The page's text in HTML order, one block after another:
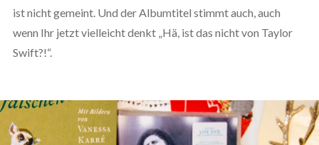
ist nicht gemeint. Und der Albumtitel stimmt auch, auch
wenn Ihr jetzt vielleicht denkt „Hä, ist das nicht von Taylor
Swift?!“.